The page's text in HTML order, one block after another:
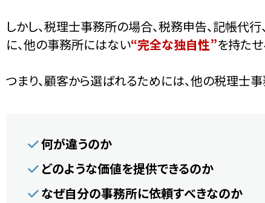
しかし、税理士事務所の場合、税務申告、記帳代
に、他の事務所にはない“完全な独自性”を持た
つまり、顧客から選ばれるためには、他の税理士事
何が違うのか
どのような価値を提供できるのか
なぜ自分の事務所に依頼すべきなのか